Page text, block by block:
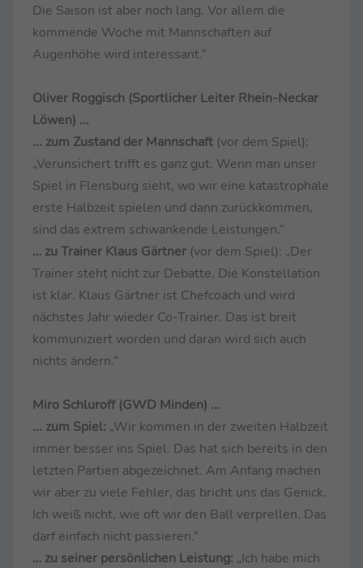
Die Saison ist aber noch lang. Vor allem die
kommende Woche mit Mannschaften auf
Augenhöhe wird interessant.“
Oliver Roggisch (Sportlicher Leiter Rhein-Neckar
Löwen) ...
... zum Zustand der Mannschaft (vor dem Spiel):
„Verunsichert trifft es ganz gut. Wenn man unser
Spiel in Flensburg sieht, wo wir eine katastrophale
erste Halbzeit spielen und dann zurückkommen,
sind das extrem schwankende Leistungen.“
… zu Trainer Klaus Gärtner (vor dem Spiel): „Der
Trainer steht nicht zur Debatte. Die Konstellation
ist klar. Klaus Gärtner ist Chefcoach und wird
nächstes Jahr wieder Co-Trainer. Das ist breit
kommuniziert worden und daran wird sich auch
nichts ändern.“
Miro Schluroff (GWD Minden) ...
... zum Spiel: „Wir kommen in der zweiten Halbzeit
immer besser ins Spiel. Das hat sich bereits in den
letzten Partien abgezeichnet. Am Anfang machen
wir aber zu viele Fehler, das bricht uns das Genick.
Ich weiß nicht, wie oft wir den Ball verprellen. Das
darf einfach nicht passieren.“
… zu seiner persönlichen Leistung: „Ich habe mich